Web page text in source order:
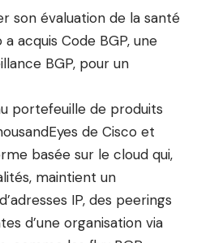
son évaluation de la santé
acquis Code BGP, une
BGP, pour un
portefeuille de produits
de Cisco et
basée sur le cloud qui,
maintient un
IP, des peerings
d’une organisation via